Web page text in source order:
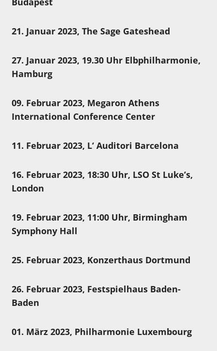
21. Januar 2023, The Sage Gateshead
27. Januar 2023, 19.30 Uhr Elbphilharmonie,
Hamburg
09. Februar 2023, Megaron Athens
International Conference Center
11. Februar 2023, L‘ Auditori Barcelona
16. Februar 2023, 18:30 Uhr, LSO St Luke’s,
London
19. Februar 2023, 11:00 Uhr, Birmingham
Symphony Hall
25. Februar 2023, Konzerthaus Dortmund
26. Februar 2023, Festspielhaus Baden-
Baden
01. März 2023, Philharmonie Luxembourg